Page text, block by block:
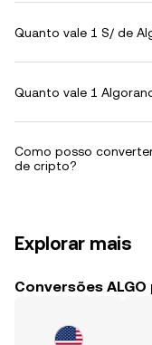
Quanto vale 1 S/ de
Quanto vale 1
Como posso
de cripto?
Explorar mais
Conversões